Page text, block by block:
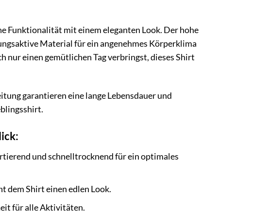
Funktionalität mit einem eleganten Look. Der hohe
Material für ein angenehmes Körperklima
nur einen gemütlichen Tag verbringst, dieses Shirt
garantieren eine lange Lebensdauer und
und schnelltrocknend für ein optimales
dem Shirt einen edlen Look.
für alle Aktivitäten.